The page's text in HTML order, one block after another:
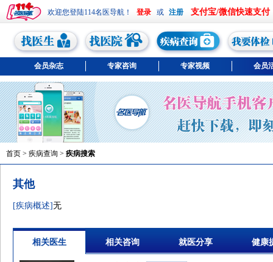
欢迎您登陆114名医导航！ 或 支付宝/微信快速支付
会员杂志 专家咨询 专家视频 会员
首页 > 疾病查询 > 疾病搜索
其他
[疾病概述]无
相关医生 相关咨询 就医分享 健康